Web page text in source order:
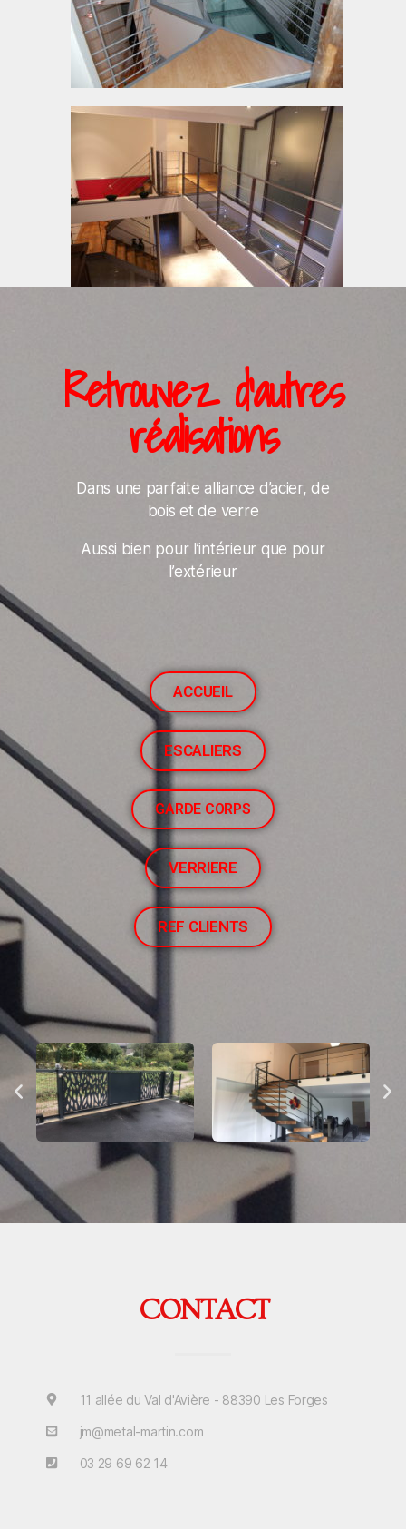
Retrouvez d'autres
réalisations
Dans une parfaite alliance d’acier, de
bois et de verre
Aussi bien pour l’intérieur que pour
l’extérieur
ACCUEIL
ESCALIERS
GARDE CORPS
VERRIERE
REF CLIENTS
CONTACT
11 allée du Val d'Avière - 88390 Les Forges
jm@metal-martin.com
03 29 69 62 14